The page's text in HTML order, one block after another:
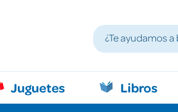
Juguetes Libros